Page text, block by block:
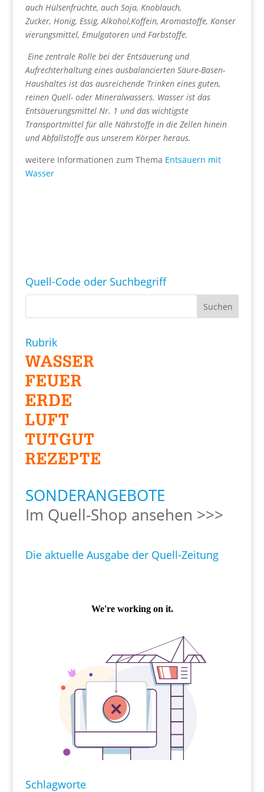
auch Hülsenfrüchte, auch Soja, Knoblauch,
Zucker, Honig, Essig, Alkohol,Koffein, Aromastoffe, Konser
vierungsmittel, Emulgatoren und Farbstoffe.
Eine zentrale Rolle bei der Entsäuerung und
Aufrechterhaltungeines ausbalancierten Säure-Basen-
Haushaltes ist das ausreichende Trinken eines guten,
reinen Quell- oder Mineralwassers. Wasser ist das
Entsäuerungsmittel Nr. 1 unddas wichtigste
Transportmittel für alle Nährstoffe in die Zellen hinein
und Abfallstoffe aus unserem Körper heraus.
weitere Informationen zum Thema Entsäuern mit
Wasser
Quell-Code oder Suchbegriff
Rubrik
SONDERANGEBOTE
Im Quell-Shop ansehen >>>
Die aktuelle Ausgabe der Quell-Zeitung
Schlagworte